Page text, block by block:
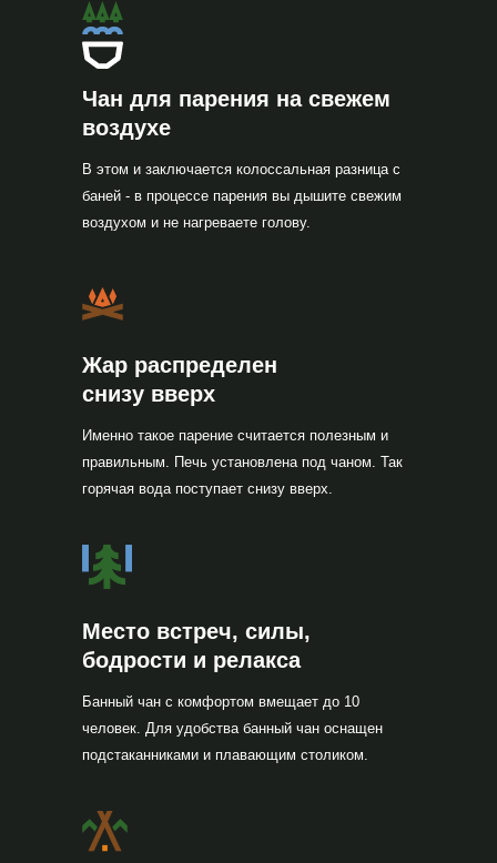
Чан для парения на свежем
воздухе
В этом и заключается колоссальная разница с
баней - в процессе парения вы дышите свежим
воздухом и не нагреваете голову.
Жар распределен
снизу вверх
Именно такое парение считается полезным и
правильным. Печь установлена под чаном. Так
горячая вода поступает снизу вверх.
Место встреч, силы,
бодрости и релакса
Банный чан с комфортом вмещает до 10
человек. Для удобства банный чан оснащен
подстаканниками и плавающим столиком.